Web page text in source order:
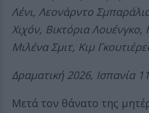
Λένι, Λεονάρντο
Χιχόν, Βικτόρια Λουένγκο,
Μιλένα Σμιτ, Κιμ
Δραματική 2026, Ισπανία
Μετά τον θάνατο της